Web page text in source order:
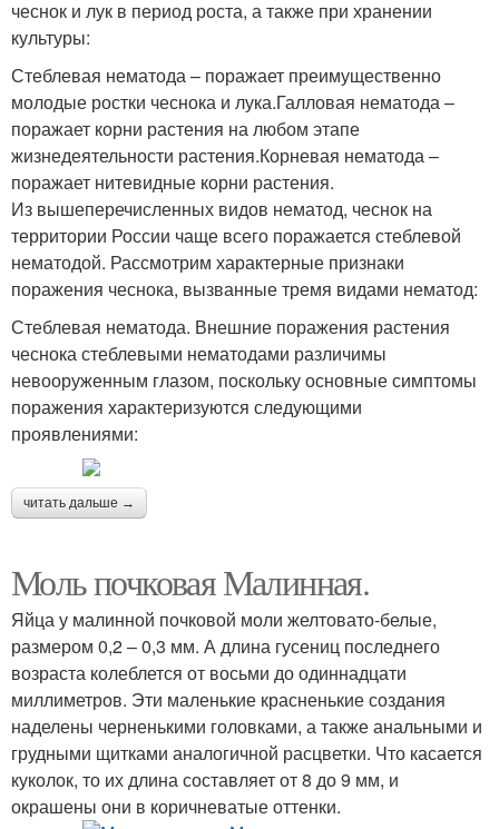
чеснок и лук в период роста, а также при хранении
культуры:
Стеблевая нематода – поражает преимущественно
молодые ростки чеснока и лука.Галловая нематода –
поражает корни растения на любом этапе
жизнедеятельности растения.Корневая нематода –
поражает нитевидные корни растения.
Из вышеперечисленных видов нематод, чеснок на
территории России чаще всего поражается стеблевой
нематодой. Рассмотрим характерные признаки
поражения чеснока, вызванные тремя видами нематод:
Стеблевая нематода. Внешние поражения растения
чеснока стеблевыми нематодами различимы
невооруженным глазом, поскольку основные симптомы
поражения характеризуются следующими
проявлениями:
читать дальше →
Моль почковая Малинная.
Яйца у малинной почковой моли желтовато-белые,
размером 0,2 – 0,3 мм. А длина гусениц последнего
возраста колеблется от восьми до одиннадцати
миллиметров. Эти маленькие красненькие создания
наделены черненькими головками, а также анальными и
грудными щитками аналогичной расцветки. Что касается
куколок, то их длина составляет от 8 до 9 мм, и
окрашены они в коричневатые оттенки.